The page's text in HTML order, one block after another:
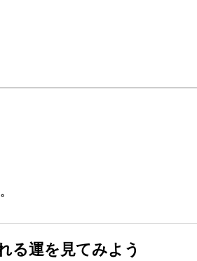
る運を見てみよう